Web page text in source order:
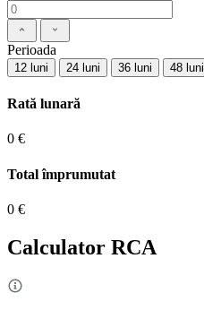
Perioada
12 luni 24 luni 36 luni 48 luni
Rată lunară
0 €
Total împrumutat
0 €
Calculator RCA